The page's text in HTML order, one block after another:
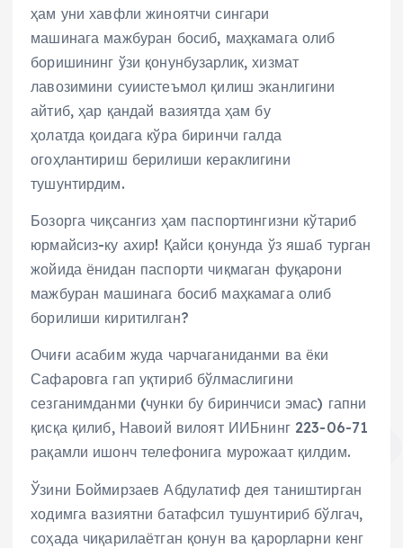
ҳам уни хавфли жиноятчи сингари
машинага мажбуран босиб, маҳкамага олиб
боришининг ўзи қонунбузарлик, хизмат
лавозимини суиистеъмол қилиш эканлигини
айтиб, ҳар қандай вазиятда ҳам бу
ҳолатда қоидага кўра биринчи галда
огоҳлантириш берилиши кераклигини
тушунтирдим.
Бозорга чиқсангиз ҳам паспортингизни кўтариб
юрмайсиз-ку ахир! Қайси қонунда ўз яшаб турган
жойида ёнидан паспорти чиқмаган фуқарони
мажбуран машинага босиб маҳкамага олиб
борилиши киритилган?
Очиғи асабим жуда чарчаганиданми ва ёки
Сафаровга гап уқтириб бўлмаслигини
сезганимданми (чунки бу биринчиси эмас) гапни
қисқа қилиб, Навоий вилоят ИИБнинг 223-06-71
рақамли ишонч телефонига мурожаат қилдим.
Ўзини Боймирзаев Абдулатиф дея таништирган
ходимга вазиятни батафсил тушунтириб бўлгач,
соҳада чиқарилаётган қонун ва қарорларни кенг